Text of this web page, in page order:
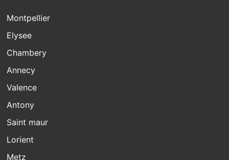
Montpellier
Elysee
Chambery
Annecy
Valence
Antony
Saint maur
Lorient
Metz